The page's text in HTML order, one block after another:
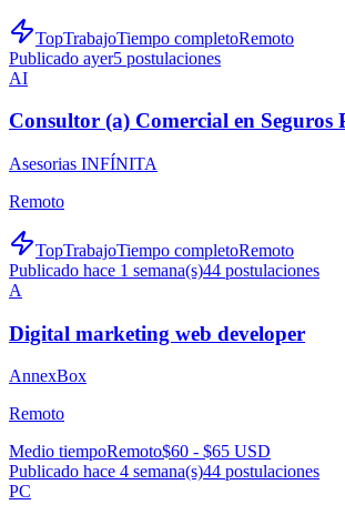
TopTrabajoTiempo completoRemoto
Publicado ayer5 postulaciones
AI
Consultor (a) Comercial en
Asesorias INFÍNITA
Remoto
TopTrabajoTiempo completoRemoto
Publicado hace 1 semana(s)44 postulaciones
A
Digital marketing web developer
AnnexBox
Remoto
Medio tiempoRemoto$60 - $65 USD
Publicado hace 4 semana(s)44 postulaciones
PC